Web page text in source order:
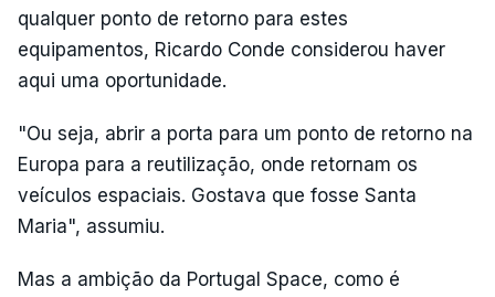
qualquer ponto de retorno para estes
equipamentos, Ricardo Conde considerou haver
aqui uma oportunidade.
"Ou seja, abrir a porta para um ponto de retorno na
Europa para a reutilização, onde retornam os
veículos espaciais. Gostava que fosse Santa
Maria", assumiu.
Mas a ambição da Portugal Space, como é